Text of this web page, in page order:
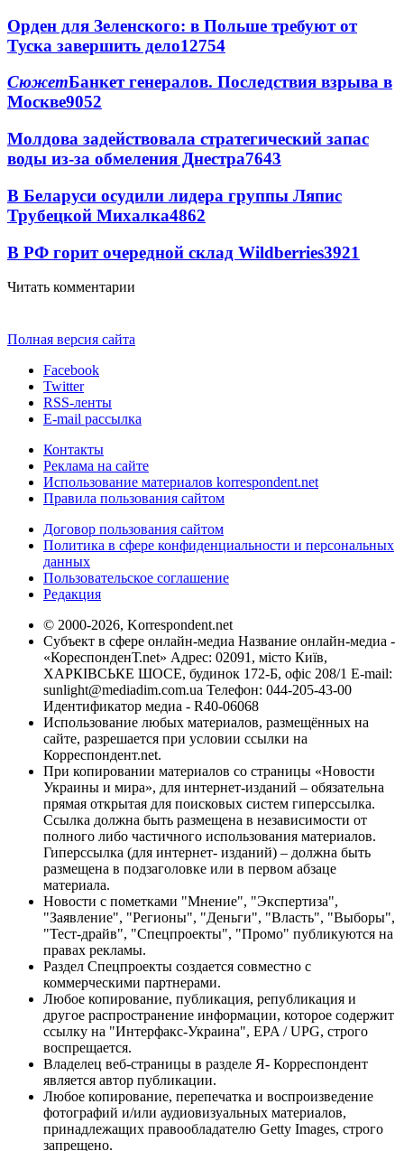
Орден для Зеленского: в Польше требуют от
Туска завершить дело12754
СюжетБанкет генералов. Последствия взрыва в
Москве9052
Молдова задействовала стратегический запас
воды из-за обмеления Днестра7643
В Беларуси осудили лидера группы Ляпис
Трубецкой Михалка4862
В РФ горит очередной склад Wildberries3921
Читать комментарии
Полная версия сайта
Facebook
Twitter
RSS-ленты
E-mail рассылка
Контакты
Реклама на сайте
Использование материалов korrespondent.net
Правила пользования сайтом
Договор пользования сайтом
Политика в сфере конфиденциальности и персональных
данных
Пользовательское соглашение
Редакция
© 2000-2026, Korrespondent.net
Субъект в сфере онлайн-медиа Название онлайн-медиа -
«КореспонденТ.net» Адрес: 02091, місто Київ,
ХАРКІВСЬКЕ ШОСЕ, будинок 172-Б, офіс 208/1 E-mail:
sunlight@mediadim.com.ua Телефон: 044-205-43-00
Идентификатор медиа - R40-06068
Использование любых материалов, размещённых на
сайте, разрешается при условии ссылки на
Корреспондент.net.
При копировании материалов со страницы «Новости
Украины и мира», для интернет-изданий – обязательна
прямая открытая для поисковых систем гиперссылка.
Ссылка должна быть размещена в независимости от
полного либо частичного использования материалов.
Гиперссылка (для интернет- изданий) – должна быть
размещена в подзаголовке или в первом абзаце
материала.
Новости с пометками "Мнение", "Экспертиза",
"Заявление", "Регионы", "Деньги", "Власть", "Выборы",
"Тест-драйв", "Спецпроекты", "Промо" публикуются на
правах рекламы.
Раздел Спецпроекты создается совместно с
коммерческими партнерами.
Любое копирование, публикация, републикация и
другое распространение информации, которое содержит
ссылку на "Интерфакс-Украина", EPA / UPG, строго
воспрещается.
Владелец веб-страницы в разделе Я- Корреспондент
является автор публикации.
Любое копирование, перепечатка и воспроизведение
фотографий и/или аудиовизуальных материалов,
принадлежащих правообладателю Getty Images, строго
запрещено.